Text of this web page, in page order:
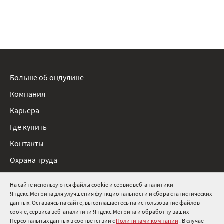
На сайте используются файлы cookie и сервис веб-аналитики
Яндекс.Метрика для улучшения функциональности и сбора статистических
данных. Оставаясь на сайте, вы соглашаетесь на использование файлов
cookie, сервиса веб-аналитики Яндекс.Метрика и обработку ваших
Персональных данных в соответствии с Политиками компании . В случае
8 800 511 91 82
info@onduline.ru
Больше об ондулине
Компания
Карьера
Где купить
Контакты
Охрана труда